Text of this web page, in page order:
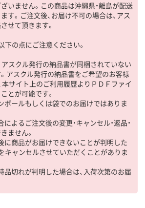
いません。この商品は沖縄県・離島が配送
す。ご注文後、お届け不可の場合は、アス
せて頂きます。
下の点にご注意ください。
アスクル発行の納品書が同梱されていない
アスクル発行の納品書をご希望のお客様
本サイト上のご利用履歴よりＰＤＦファイ
とが可能です。
ボールもしくは袋でのお届けではありま
によるご注文後の変更・キャンセル・返品・
ません。
に商品がお届けできないことが判明した
キャンセルさせていただくことがありま
品切れが判明した場合は、入荷次第のお届